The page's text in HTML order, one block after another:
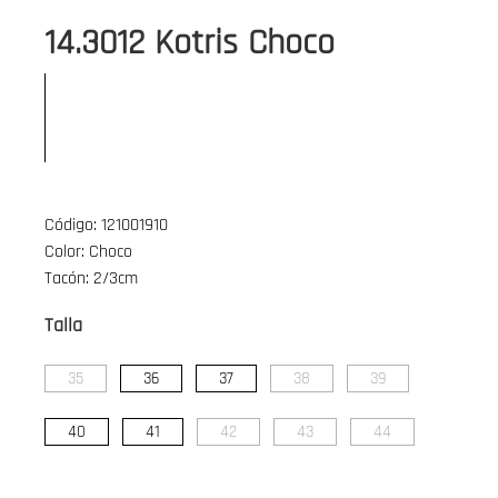
14.3012 Kotris Choco
Código: 121001910
Color: Choco
Tacón: 2/3cm
Talla
35 36 37 38 39
40 41 42 43 44